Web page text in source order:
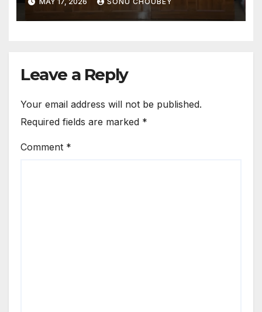
Leave a Reply
Your email address will not be published.
Required fields are marked *
Comment *